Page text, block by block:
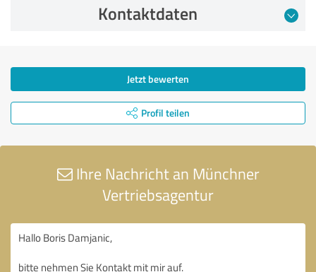
Kontaktdaten
Jetzt bewerten
Profil teilen
Ihre Nachricht an Münchner
Vertriebsagentur